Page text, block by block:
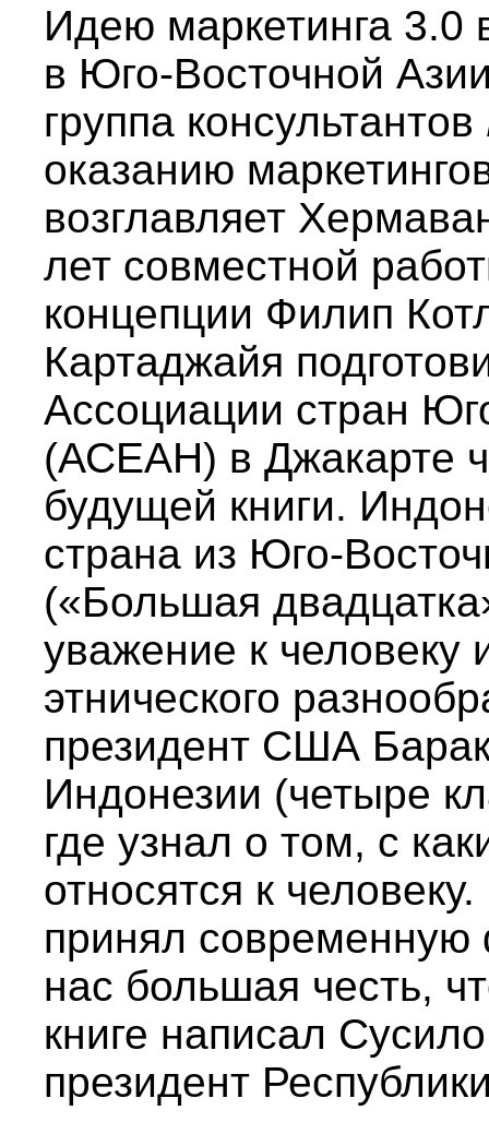
Идею маркетинга
в Юго-Восточной
группа консультантов
оказанию
возглавляет
лет совместной
концепции Филип
Картаджайя
Ассоциации стран
(АСЕАН) в Джакарте
будущей книги.
страна из Юго-
(«Большая
уважение к человеку
этнического
президент США
Индонезии (четыре
где узнал о том, с
относятся к
принял
нас большая честь,
книге написал
президент